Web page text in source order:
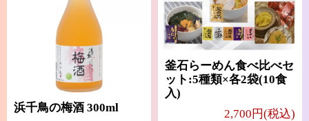
浜千鳥の梅酒 300ml
釜石らーめん食べ比べセ
ット:5種類×各2袋(10食
入)
2,700円(税込)